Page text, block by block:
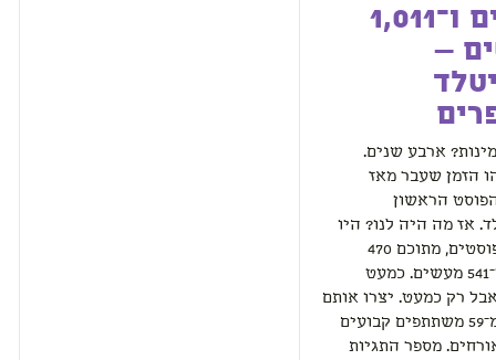
4 שנים ו־1,011
–
ארבע שנים.
הזמן שעבר מאז
הראשון
אז מה היה לנו? היו
לנו 1,011 פוסטים, מתוכם 470
מחשבות ו־541 מעשים. כמעט
רק כמעט. יצרו אותם
לא פחות מ־59 משתתפים קבועים
136 אורחים. מספר התגיות